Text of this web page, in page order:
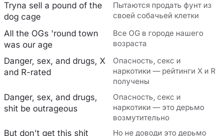
Tryna sell a pound of the
dog cage
Пытаются продать фунт из
своей собачьей клетки
All the OGs 'round town
was our age
Все OG в городе нашего
возраста
Danger, sex, and drugs, X
and R-rated
Опасность, секс и
наркотики — рейтинги X и R
получены
Danger, sex, and drugs,
shit be outrageous
Опасность, секс и
наркотики — это дерьмо
возмутительно
But don't get this shit Но не доводи это дерьмо